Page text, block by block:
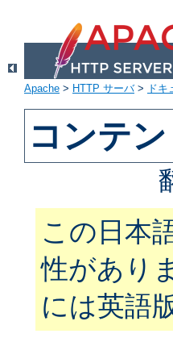
Apache > HTTP サーバ> ドキ
コンテ
この日本
性があり
には英語